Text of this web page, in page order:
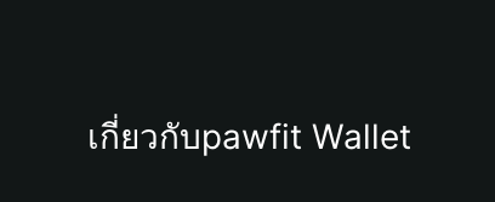
เกี่ยวกับpawfit Wallet